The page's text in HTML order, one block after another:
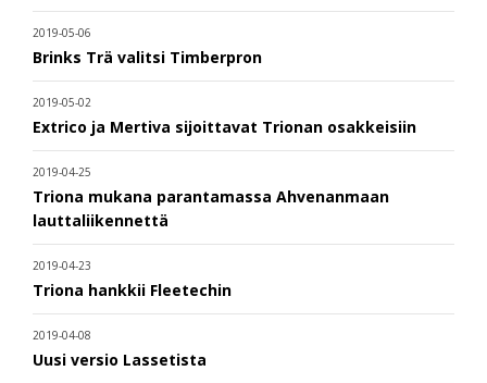
2019-05-06
Brinks Trä valitsi Timberpron
2019-05-02
Extrico ja Mertiva sijoittavat Trionan osakkeisiin
2019-04-25
Triona mukana parantamassa Ahvenanmaan
lauttaliikennettä
2019-04-23
Triona hankkii Fleetechin
2019-04-08
Uusi versio Lassetista